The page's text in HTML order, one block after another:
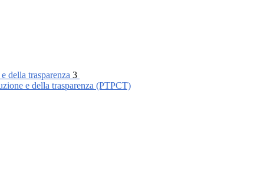
della trasparenza 3
e della trasparenza (PTPCT)